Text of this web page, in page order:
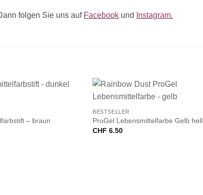
folgen Sie uns auf Facebook und Instagram.
– braun
BESTSELLER
ProGel Lebensmittelfarbe Gelb hell
CHF 6.50